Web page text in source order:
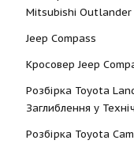
Mitsubishi Outlander
Jeep Compass
Кросовер Jeep
Розбірка Toyota
Заглиблення у
Розбірка Toyota